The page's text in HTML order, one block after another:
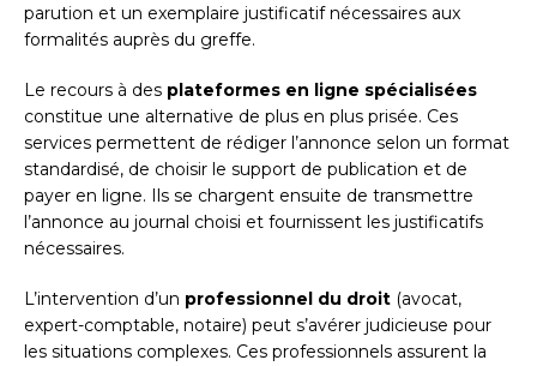
parution et un exemplaire justificatif nécessaires aux
formalités auprès du greffe.
Le recours à des plateformes en ligne spécialisées
constitue une alternative de plus en plus prisée. Ces
services permettent de rédiger l’annonce selon un format
standardisé, de choisir le support de publication et de
payer en ligne. Ils se chargent ensuite de transmettre
l’annonce au journal choisi et fournissent les justificatifs
nécessaires.
L’intervention d’un professionnel du droit (avocat,
expert-comptable, notaire) peut s’avérer judicieuse pour
les situations complexes. Ces professionnels assurent la